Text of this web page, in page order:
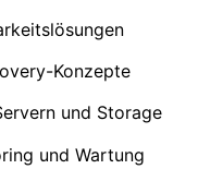
Konzepte
und Storage
und Wartung